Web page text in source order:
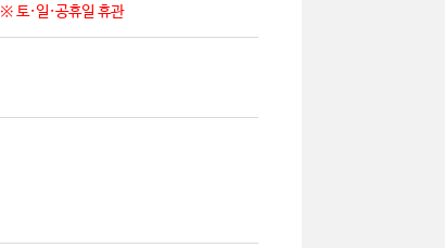
※ 토·일·공휴일 휴관